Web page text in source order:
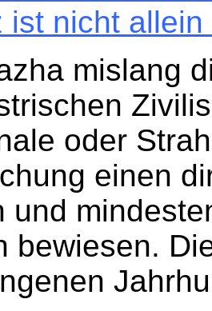
ist nicht
mislang
oder
einen
und
bewiesen.